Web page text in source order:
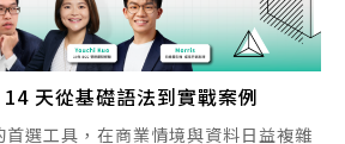
天從基礎語法到實戰案例
選工具，在商業情境與資料日益複雜